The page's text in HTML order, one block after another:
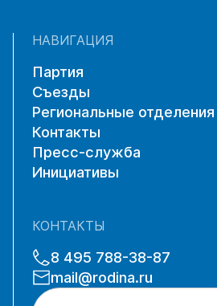
НАВИГАЦИЯ
Партия
Съезды
Региональные отделения
Контакты
Пресс-служба
Инициативы
КОНТАКТЫ
8 495 788-38-87
mail@rodina.ru